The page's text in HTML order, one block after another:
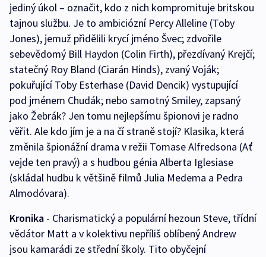
jediný úkol – označit, kdo z nich kompromituje britskou
tajnou službu. Je to ambiciózní Percy Alleline (Toby
Jones), jemuž přidělili krycí jméno Švec; zdvořile
sebevědomý Bill Haydon (Colin Firth), přezdívaný Krejčí;
statečný Roy Bland (Ciarán Hinds), zvaný Voják;
pokuřující Toby Esterhase (David Dencik) vystupující
pod jménem Chudák; nebo samotný Smiley, zapsaný
jako Žebrák? Jen tomu nejlepšímu špionovi je radno
věřit. Ale kdo jím je a na čí straně stojí? Klasika, která
změnila špionážní drama v režii Tomase Alfredsona (Ať
vejde ten pravý) a s hudbou génia Alberta Iglesiase
(skládal hudbu k většině filmů Julia Medema a Pedra
Almodóvara).
Kronika - Charismatický a populární hezoun Steve, třídní
vědátor Matt a v kolektivu nepříliš oblíbený Andrew
jsou kamarádi ze střední školy. Tito obyčejní